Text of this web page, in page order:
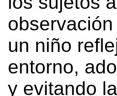
un niño
entorno,
y evitando